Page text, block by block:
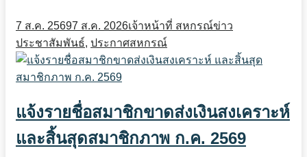
7 ส.ค. 25697 ส.ค. 2026เจ้าหน้าที่ สหกรณ์ข่าว
ประชาสัมพันธ์, ประกาศสหกรณ์
แจ้งรายชื่อสมาชิกขาดส่งเงินสงเคราะห์
และสิ้นสุดสมาชิกภาพ ก.ค. 2569